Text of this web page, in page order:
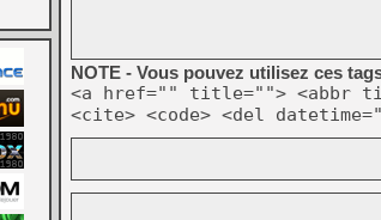
NOTE - Vous pouvez utilisez ces
<a href="" title=""> <abbr
<cite> <code> <del